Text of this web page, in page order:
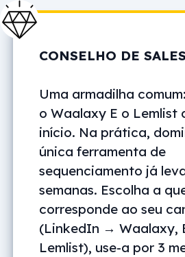
CONSELHO DE
Uma armadilha
o Waalaxy E o Lemlist
início. Na prática,
única ferramenta de
sequenciamento já
semanas. Escolha a
corresponde ao seu
(LinkedIn → Waalaxy,
Lemlist), use-a por 3